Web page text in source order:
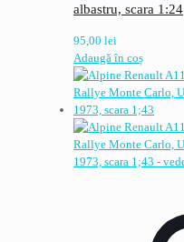
albastru, scara 1:24
95,00 lei
Adaugă în coș